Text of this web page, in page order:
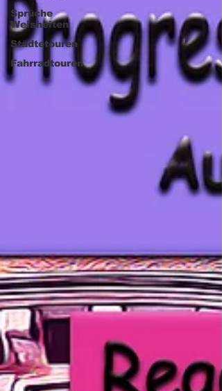
Sprüche
Weisheiten
Städtetouren
Fahrradtouren